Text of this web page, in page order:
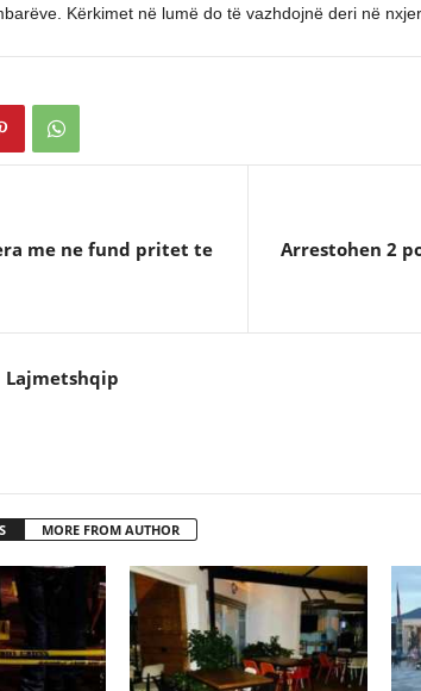
Kërkimet në lumë do të vazhdojnë deri në
me ne fund pritet te
Arrestohen 2
Lajmetshqip
MORE FROM AUTHOR